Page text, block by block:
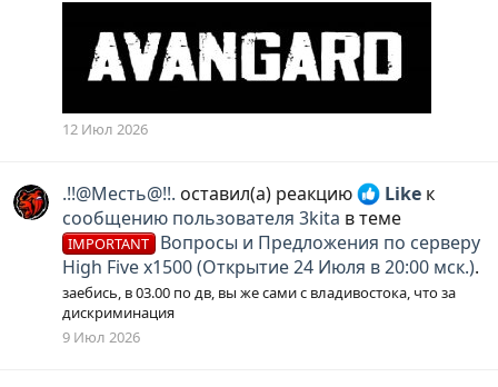
12 Июл 2026
.!!@Месть@!!. оставил(а) реакцию Like к
сообщению пользователя 3kita в теме
IMPORTANT Вопросы и Предложения по серверу
High Five x1500 (Открытие 24 Июля в 20:00 мск.).
заебись, в 03.00 по дв, вы же сами с владивостока, что за
дискриминация
9 Июл 2026